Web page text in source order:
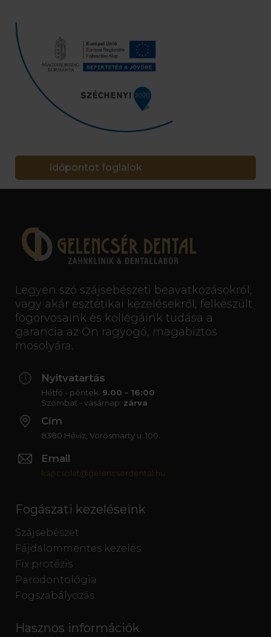
Időpontot foglalok
Legyen szó szájsebészeti beavatkozásokról,
vagy akár esztétikai kezelésekről, felkészült
fogorvosaink és kollégáink tudása a
garancia az Ön ragyogó, magabiztos
mosolyára.
Nyitvatartás
Hétfő - péntek: 9.00 - 16:00
Szombat - vasárnap: zárva
Cím
8380 Hévíz, Vörösmarty u. 100.
Email
kapcsolat@gelencserdental.hu
Fogászati kezeléseink
Szájsebészet
Fájdalommentes kezelés
Fix protézis
Parodontológia
Fogszabályozás
Hasznos információk